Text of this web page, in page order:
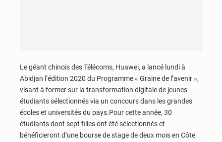
Le géant chinois des Télécoms, Huawei, a lancé lundi à
Abidjan l’édition 2020 du Programme « Graine de l’avenir »,
visant à former sur la transformation digitale de jeunes
étudiants sélectionnés via un concours dans les grandes
écoles et universités du pays.Pour cette année, 30
étudiants dont sept filles ont été sélectionnés et
bénéficieront d’une bourse de stage de deux mois en Côte